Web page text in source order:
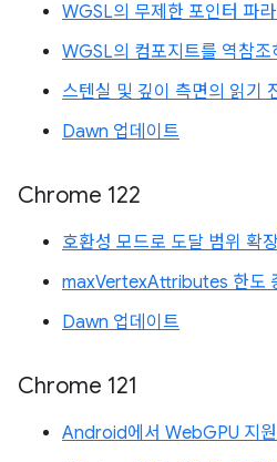
WGSL의 무제한 포인터 파라
WGSL의 컴포지트를 역참
스텐실 및 깊이 측면의 읽기
Dawn 업데이트
Chrome 122
호환성 모드로 도달 범위 확
maxVertexAttributes 한도
Dawn 업데이트
Chrome 121
Android에서 WebGPU 지원